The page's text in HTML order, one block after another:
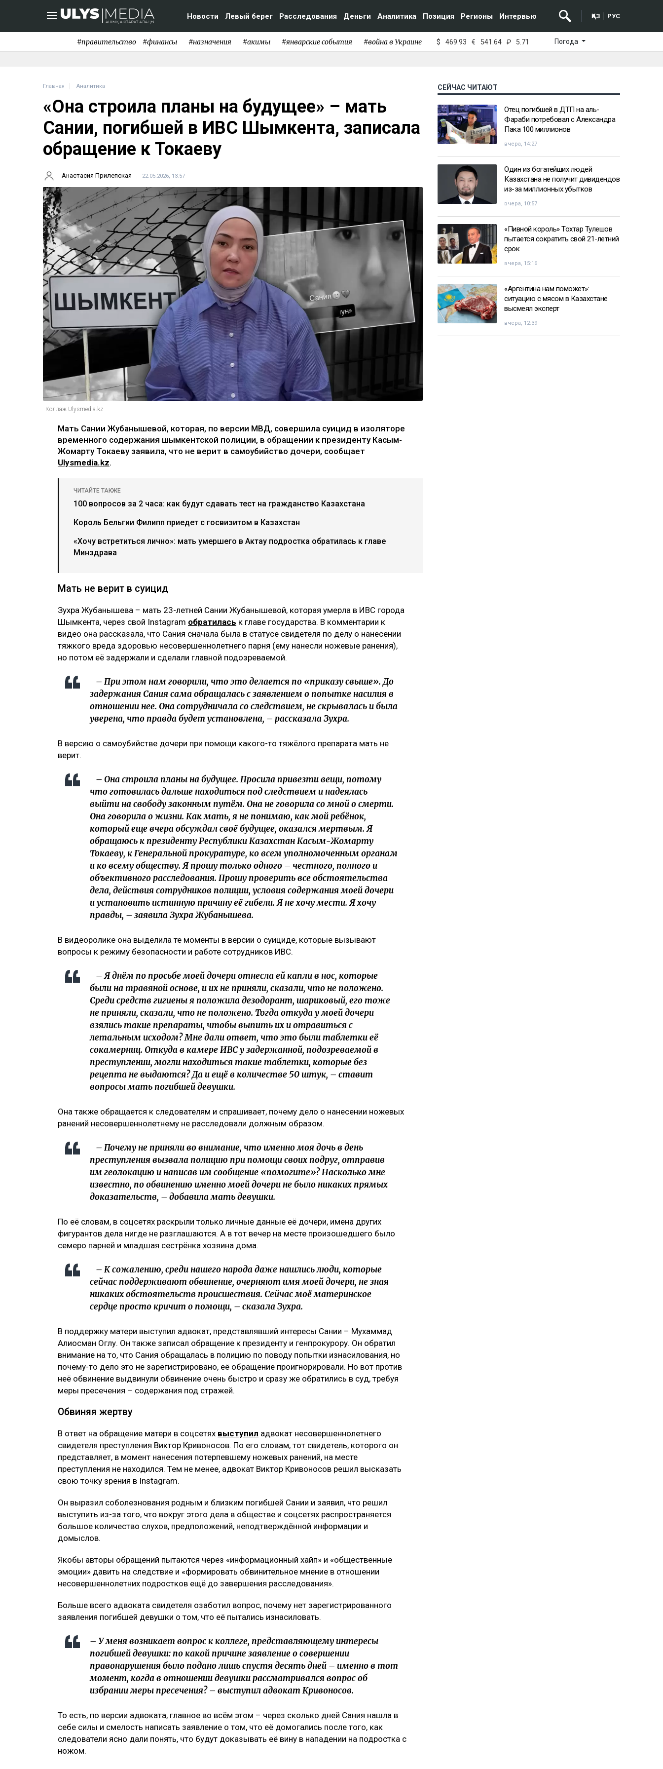
Новости Левый берег Расследования Деньги Аналитика Позиция Регионы Интервью ҚАЗ РУС
#правительство #финансы #назначения #акимы #январские события #война в Украине $ 469.93 € 541.64 ₽ 5.71 Погода
Главная Аналитика
«Она строила планы на будущее» – мать
Сании, погибшей в ИВС Шымкента, записала
обращение к Токаеву
Анастасия Прилепская 22.05.2026, 13:57
Коллаж Ulysmedia.kz
Мать Сании Жубанышевой, которая, по версии МВД, совершила суицид в изоляторе
временного содержания шымкентской полиции, в обращении к президенту Касым-
Жомарту Токаеву заявила, что не верит в самоубийство дочери, сообщает
Ulysmedia.kz.
ЧИТАЙТЕ ТАКЖЕ
100 вопросов за 2 часа: как будут сдавать тест на гражданство Казахстана
Король Бельгии Филипп приедет с госвизитом в Казахстан
«Хочу встретиться лично»: мать умершего в Актау подростка обратилась к главе
Минздрава
Мать не верит в суицид
Зухра Жубанышева – мать 23-летней Сании Жубанышевой, которая умерла в ИВС города
Шымкента, через свой Instagram обратилась к главе государства. В комментарии к
видео она рассказала, что Сания сначала была в статусе свидетеля по делу о нанесении
тяжкого вреда здоровью несовершеннолетнего парня (ему нанесли ножевые ранения),
но потом её задержали и сделали главной подозреваемой.
– При этом нам говорили, что это делается по «приказу свыше». До
задержания Сания сама обращалась с заявлением о попытке насилия в
отношении нее. Она сотрудничала со следствием, не скрывалась и была
уверена, что правда будет установлена, – рассказала Зухра.
В версию о самоубийстве дочери при помощи какого-то тяжёлого препарата мать не
верит.
– Она строила планы на будущее. Просила привезти вещи, потому
что готовилась дальше находиться под следствием и надеялась
выйти на свободу законным путём. Она не говорила со мной о смерти.
Она говорила о жизни. Как мать, я не понимаю, как мой ребёнок,
который еще вчера обсуждал своё будущее, оказался мертвым. Я
обращаюсь к президенту Республики Казахстан Касым-Жомарту
Токаеву, к Генеральной прокуратуре, ко всем уполномоченным органам
и ко всему обществу. Я прошу только одного – честного, полного и
объективного расследования. Прошу проверить все обстоятельства
дела, действия сотрудников полиции, условия содержания моей дочери
и установить истинную причину её гибели. Я не хочу мести. Я хочу
правды, – заявила Зухра Жубанышева.
В видеоролике она выделила те моменты в версии о суициде, которые вызывают
вопросы к режиму безопасности и работе сотрудников ИВС.
– Я днём по просьбе моей дочери отнесла ей капли в нос, которые
были на травяной основе, и их не приняли, сказали, что не положено.
Среди средств гигиены я положила дезодорант, шариковый, его тоже
не приняли, сказали, что не положено. Тогда откуда у моей дочери
взялись такие препараты, чтобы выпить их и отравиться с
летальным исходом? Мне дали ответ, что это были таблетки её
сокамерниц. Откуда в камере ИВС у задержанной, подозреваемой в
преступлении, могли находиться такие таблетки, которые без
рецепта не выдаются? Да и ещё в количестве 50 штук, – ставит
вопросы мать погибшей девушки.
Она также обращается к следователям и спрашивает, почему дело о нанесении ножевых
ранений несовершеннолетнему не расследовали должным образом.
– Почему не приняли во внимание, что именно моя дочь в день
преступления вызвала полицию при помощи своих подруг, отправив
им геолокацию и написав им сообщение «помогите»? Насколько мне
известно, по обвинению именно моей дочери не было никаких прямых
доказательств, – добавила мать девушки.
По её словам, в соцсетях раскрыли только личные данные её дочери, имена других
фигурантов дела нигде не разглашаются. А в тот вечер на месте произошедшего было
семеро парней и младшая сестрёнка хозяина дома.
– К сожалению, среди нашего народа даже нашлись люди, которые
сейчас поддерживают обвинение, очерняют имя моей дочери, не зная
никаких обстоятельств происшествия. Сейчас моё материнское
сердце просто кричит о помощи, – сказала Зухра.
В поддержку матери выступил адвокат, представлявший интересы Сании – Мухаммад
Алиосман Оглу. Он также записал обращение к президенту и генпрокурору. Он обратил
внимание на то, что Сания обращалась в полицию по поводу попытки изнасилования, но
почему-то дело это не зарегистрировано, её обращение проигнорировали. Но вот против
неё обвинение выдвинули обвинение очень быстро и сразу же обратились в суд, требуя
меры пресечения – содержания под стражей.
Обвиняя жертву
В ответ на обращение матери в соцсетях выступил адвокат несовершеннолетнего
свидетеля преступления Виктор Кривоносов. По его словам, тот свидетель, которого он
представляет, в момент нанесения потерпевшему ножевых ранений, на месте
преступления не находился. Тем не менее, адвокат Виктор Кривоносов решил высказать
свою точку зрения в Instagram.
Он выразил соболезнования родным и близким погибшей Сании и заявил, что решил
выступить из-за того, что вокруг этого дела в обществе и соцсетях распространяется
большое количество слухов, предположений, неподтверждённой информации и
домыслов.
Якобы авторы обращений пытаются через «информационный хайп» и «общественные
эмоции» давить на следствие и «формировать обвинительное мнение в отношении
несовершеннолетних подростков ещё до завершения расследования».
Больше всего адвоката свидетеля озаботил вопрос, почему нет зарегистрированного
заявления погибшей девушки о том, что её пытались изнасиловать.
– У меня возникает вопрос к коллеге, представляющему интересы
погибшей девушки: по какой причине заявление о совершении
правонарушения было подано лишь спустя десять дней – именно в тот
момент, когда в отношении девушки рассматривался вопрос об
избрании меры пресечения? – выступил адвокат Кривоносов.
То есть, по версии адвоката, главное во всём этом – через сколько дней Сания нашла в
себе силы и смелость написать заявление о том, что её домогались после того, как
следователи ясно дали понять, что будут доказывать её вину в нападении на подростка с
ножом.
СЕЙЧАС ЧИТАЮТ
Отец погибшей в ДТП на аль-
Фараби потребовал с Александра
Пака 100 миллионов
вчера, 14:27
Один из богатейших людей
Казахстана не получит дивидендов
из-за миллионных убытков
вчера, 10:57
«Пивной король» Тохтар Тулешов
пытается сократить свой 21-летний
срок
вчера, 15:16
«Аргентина нам поможет»:
ситуацию с мясом в Казахстане
высмеял эксперт
вчера, 12:39